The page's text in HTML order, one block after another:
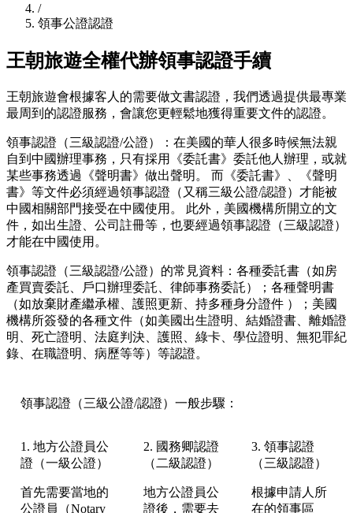
/
領事公證認證
王朝旅遊全權代辦領事認證手續
王朝旅遊會根據客人的需要做文書認證，我們透過提供最專業
最周到的認證服務，會讓您更輕鬆地獲得重要文件的認證。
領事認證（三級認證/公證）：在美國的華人很多時候無法親
自到中國辦理事務，只有採用《委託書》委託他人辦理，或就
某些事務透過《聲明書》做出聲明。 而《委託書》、《聲明
書》等文件必須經過領事認證（又稱三級公證/認證）才能被
中國相關部門接受在中國使用。 此外，美國機構所開立的文
件，如出生證、公司註冊等，也要經過領事認證（三級認證）
才能在中國使用。
領事認證（三級認證/公證）的常見資料：各種委託書（如房
產買賣委託、戶口辦理委託、律師事務委託）；各種聲明書
（如放棄財產繼承權、護照更新、持多種身分證件 ）；美國
機構所簽發的各種文件（如美國出生證明、結婚證書、離婚證
明、死亡證明、法庭判決、護照、綠卡、學位證明、無犯罪紀
錄、在職證明、病歷等等）等認證。
領事認證（三級公證/認證）一般步驟：
1. 地方公證員公
證（一級公證）
首先需要當地的
公證員（Notary
2. 國務卿認證
（二級認證）
地方公證員公
證後，需要去
3. 領事認證
（三級認證）
根據申請人所
在的領事區